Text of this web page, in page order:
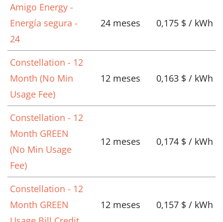
Amigo Energy -
Energía segura -
24
24 meses 0,175 $ / kWh
Constellation - 12
Month (No Min
Usage Fee)
12 meses 0,163 $ / kWh
Constellation - 12
Month GREEN
(No Min Usage
Fee)
12 meses 0,174 $ / kWh
Constellation - 12
Month GREEN
12 meses 0,157 $ / kWh